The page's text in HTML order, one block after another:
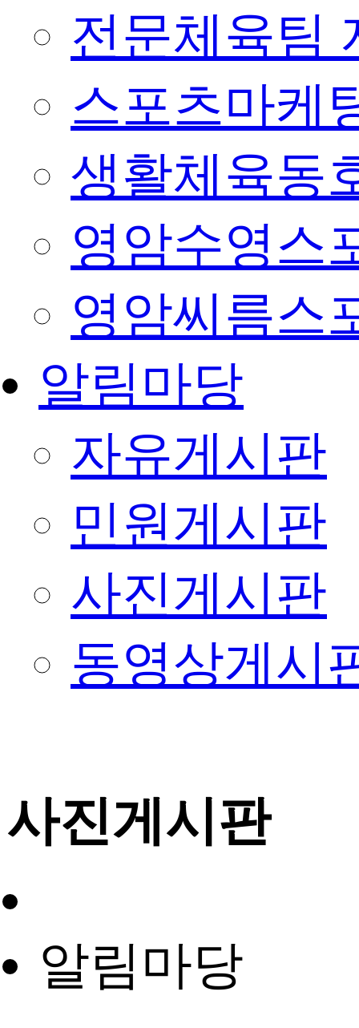
전문체육팀
스포츠마케
생활체육동
영암수영스
영암씨름스
알림마당
자유게시판
민원게시판
사진게시판
동영상게시
사진게시판
알림마당